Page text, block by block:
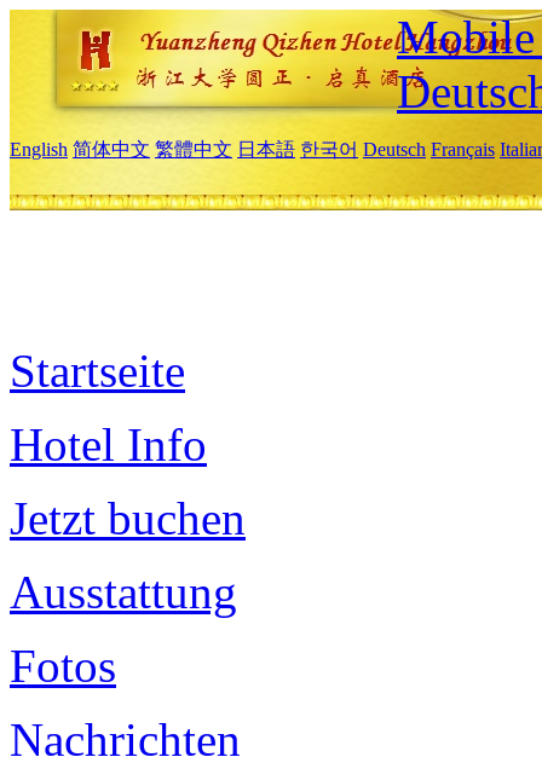
Mobile
English 简体中文 繁體中文 日本語 한국어 Deutsch Français
Startseite
Hotel Info
Jetzt buchen
Ausstattung
Fotos
Nachrichten